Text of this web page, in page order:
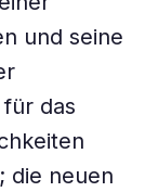
und seine
das
die neuen